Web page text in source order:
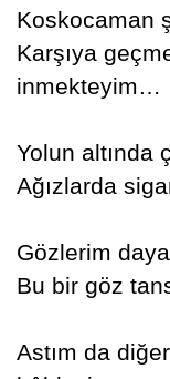
Koskocaman
Karşıya
inmekteyim…
Yolun altında
Ağızlarda
Gözlerim
Bu bir göz
Astım da